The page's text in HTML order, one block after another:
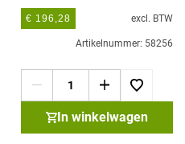
€ 196,28 excl. BTW
Artikelnummer: 58256
In winkelwagen